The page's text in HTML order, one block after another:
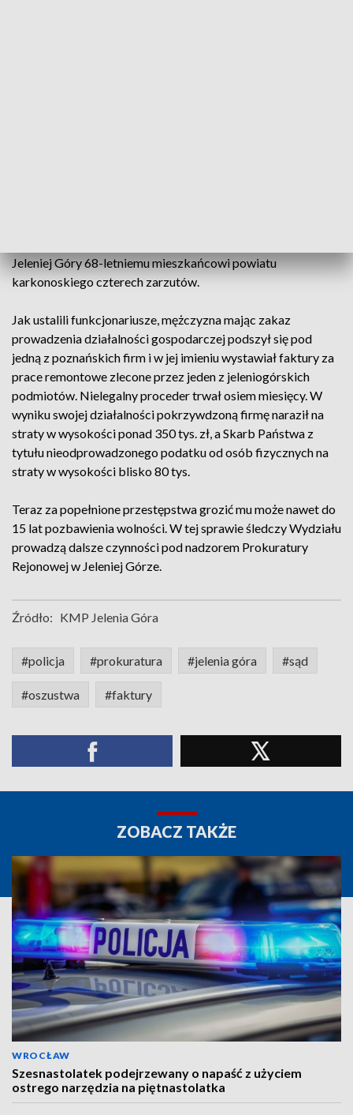
Jeleniej Góry 68-letniemu mieszkańcowi powiatu
karkonoskiego czterech zarzutów.
Jak ustalili funkcjonariusze, mężczyzna mając zakaz
prowadzenia działalności gospodarczej podszył się pod
jedną z poznańskich firm i w jej imieniu wystawiał faktury za
prace remontowe zlecone przez jeden z jeleniogórskich
podmiotów. Nielegalny proceder trwał osiem miesięcy. W
wyniku swojej działalności pokrzywdzoną firmę naraził na
straty w wysokości ponad 350 tys. zł, a Skarb Państwa z
tytułu nieodprowadzonego podatku od osób fizycznych na
straty w wysokości blisko 80 tys.
Teraz za popełnione przestępstwa grozić mu może nawet do
15 lat pozbawienia wolności. W tej sprawie śledczy Wydziału
prowadzą dalsze czynności pod nadzorem Prokuratury
Rejonowej w Jeleniej Górze.
Źródło: KMP Jelenia Góra
#policja #prokuratura #jelenia góra #sąd
#oszustwa #faktury
ZOBACZ TAKŻE
WROCŁAW
Szesnastolatek podejrzewany o napaść z użyciem
ostrego narzędzia na piętnastolatka